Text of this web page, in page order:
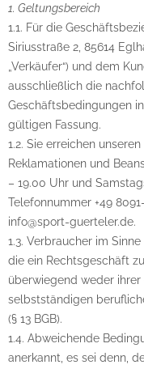
1. Geltungsbereich
1.1. Für die
Siriusstraße 2, 85614
„Verkäufer“) und dem
ausschließlich die
Geschäftsbedingungen
gültigen Fassung.
1.2. Sie erreichen
Reklamationen und
– 19.00 Uhr und
Telefonnummer +49
info@sport-guerteler.de.
1.3. Verbraucher im
die ein Rechtsgeschäft
überwiegend weder
selbstständigen
(§ 13 BGB).
1.4. Abweichende
anerkannt, es sei denn,